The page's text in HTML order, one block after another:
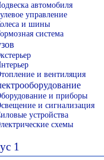
автомобиля
управление
и шины
система
и вентиляция
и приборы
и сигнализация
устройства
схемы
1